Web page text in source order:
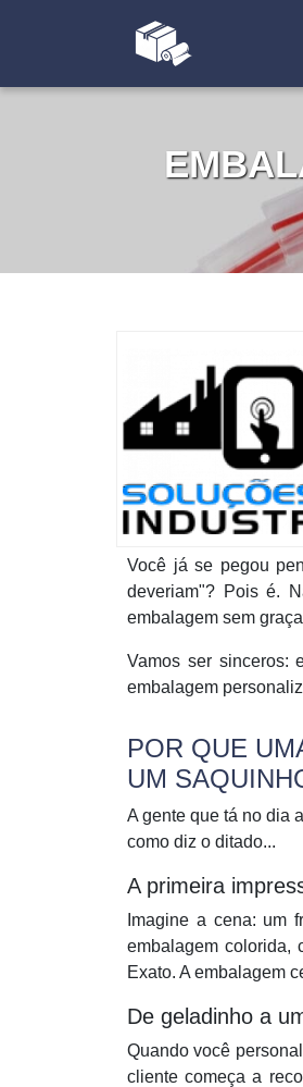
Você já se pegou
deveriam"? Pois é.
embalagem sem
Vamos ser sinceros:
embalagem
POR QUE
UM
A gente que tá no dia
como diz o ditado...
A primeira
Imagine a cena: um
embalagem colorida,
Exato. A embalagem
De geladinho a
Quando você
cliente começa a